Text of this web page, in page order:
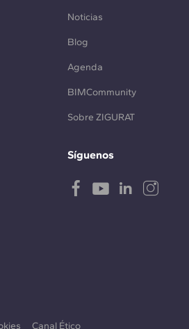
Noticias
Blog
Agenda
BIMCommunity
Sobre ZIGURAT
Síguenos
Canal Ético